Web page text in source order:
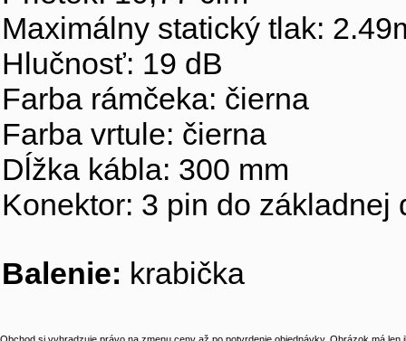
Maximálny statický tlak:
Hlučnosť: 19 dB
Farba rámčeka: čierna
Farba vrtule: čierna
Dĺžka kábla: 300 mm
Konektor: 3 pin do základnej
Balenie: krabička